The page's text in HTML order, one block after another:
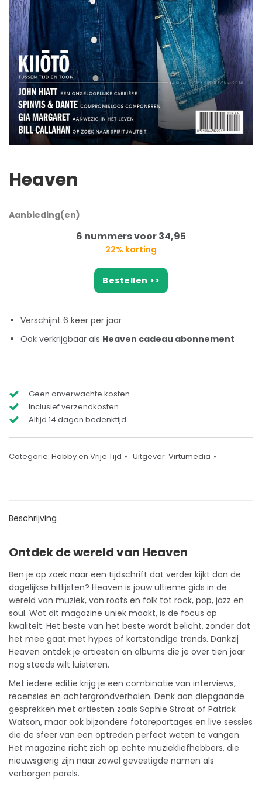
Heaven
Aanbieding(en)
6 nummers voor 34,95
22% korting
Bestellen >>
Verschijnt 6 keer per jaar
Ook verkrijgbaar als Heaven cadeau abonnement
Geen onverwachte kosten
Inclusief verzendkosten
Altijd 14 dagen bedenktijd
Categorie: Hobby en Vrije Tijd Uitgever: Virtumedia
Beschrijving
Ontdek de wereld van Heaven
Ben je op zoek naar een tijdschrift dat verder kijkt dan de
dagelijkse hitlijsten? Heaven is jouw ultieme gids in de
wereld van muziek, van roots en folk tot rock, pop, jazz en
soul. Wat dit magazine uniek maakt, is de focus op
kwaliteit. Het beste van het beste wordt belicht, zonder dat
het mee gaat met hypes of kortstondige trends. Dankzij
Heaven ontdek je artiesten en albums die je over tien jaar
nog steeds wilt luisteren.
Met iedere editie krijg je een combinatie van interviews,
recensies en achtergrondverhalen. Denk aan diepgaande
gesprekken met artiesten zoals Sophie Straat of Patrick
Watson, maar ook bijzondere fotoreportages en live sessies
die de sfeer van een optreden perfect weten te vangen.
Het magazine richt zich op echte muziekliefhebbers, die
nieuwsgierig zijn naar zowel gevestigde namen als
verborgen parels.